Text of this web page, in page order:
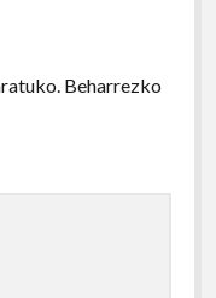
Beharrezko